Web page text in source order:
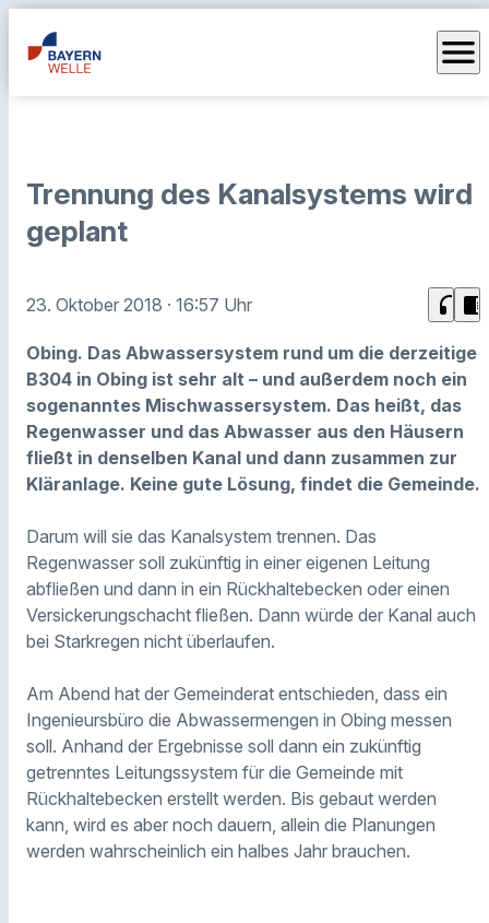
menu
Trennung des Kanalsystems wird
geplant
23. Oktober 2018 · 16:57 Uhr headphones chrome_reader_mode
Obing. Das Abwassersystem rund um die derzeitige
B304 in Obing ist sehr alt – und außerdem noch ein
sogenanntes Mischwassersystem. Das heißt, das
Regenwasser und das Abwasser aus den Häusern
fließt in denselben Kanal und dann zusammen zur
Kläranlage. Keine gute Lösung, findet die Gemeinde.
Darum will sie das Kanalsystem trennen. Das
Regenwasser soll zukünftig in einer eigenen Leitung
abfließen und dann in ein Rückhaltebecken oder einen
Versickerungschacht fließen. Dann würde der Kanal auch
bei Starkregen nicht überlaufen.
Am Abend hat der Gemeinderat entschieden, dass ein
Ingenieursbüro die Abwassermengen in Obing messen
soll. Anhand der Ergebnisse soll dann ein zukünftig
getrenntes Leitungssystem für die Gemeinde mit
Rückhaltebecken erstellt werden. Bis gebaut werden
kann, wird es aber noch dauern, allein die Planungen
werden wahrscheinlich ein halbes Jahr brauchen.